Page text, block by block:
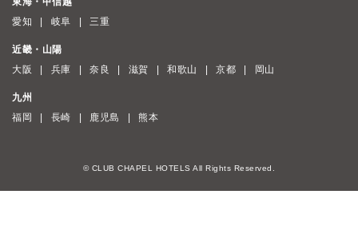
愛知
岐阜 三重
近畿・山陽
大阪
兵庫 奈良 滋賀 和歌山 京都 岡山
九州
福岡
長崎 鹿児島 熊本
© CLUB CHAPEL HOTELS All Rights Reserved.